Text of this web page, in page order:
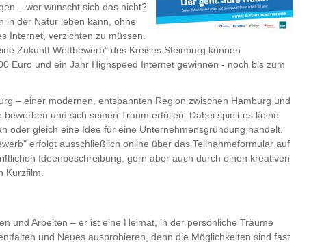
– wer wünscht sich das nicht?
in der Natur leben kann, ohne
Internet, verzichten zu müssen.
Zukunft Wettbewerb" des Kreises Steinburg können
Euro und ein Jahr Highspeed Internet gewinnen - noch bis zum
– einer modernen, entspannten Region zwischen Hamburg und
und sich seinen Traum erfüllen. Dabei spielt es keine
oder gleich eine Idee für eine Unternehmensgründung handelt.
erfolgt ausschließlich online über das Teilnahmeformular auf
Ideenbeschreibung, gern aber auch durch einen kreativen
Kurzfilm.
und Arbeiten – er ist eine Heimat, in der persönliche Träume
und Neues ausprobieren, denn die Möglichkeiten sind fast